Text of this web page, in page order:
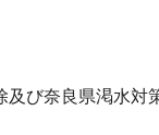
及び奈良県渇水対